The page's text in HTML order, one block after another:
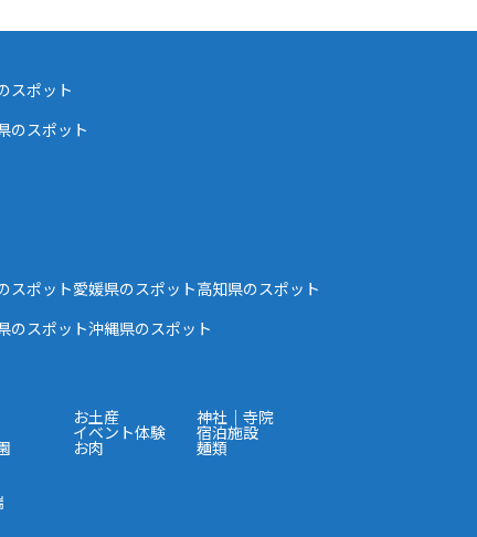
スポット
のスポット
スポット愛媛県のスポット高知県のスポット
のスポット沖縄県のスポット
お土産 神社｜寺院
イベント体験 宿泊施設
お肉 麺類